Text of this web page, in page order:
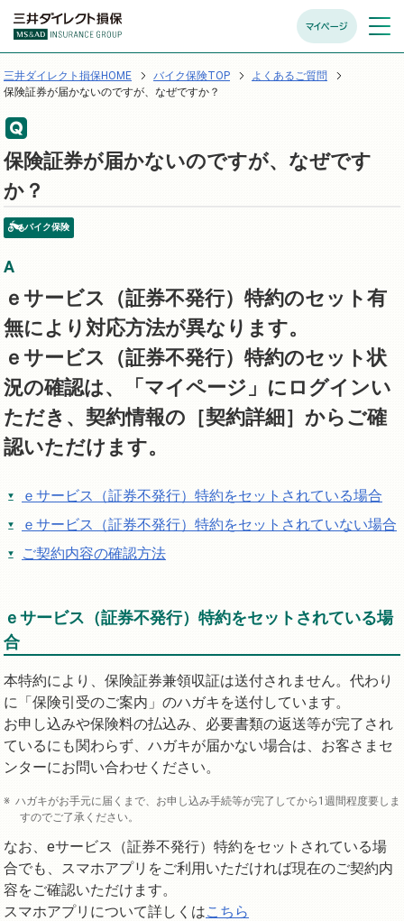
マイページ メニュ
開く
三井ダイレクト損保HOME バイク保険TOP
よくあるご質問
保険証券が届かないのですが、なぜですか？
保険証券が届かないのですが、なぜです
か？
バイク保険
ｅサービス（証券不発行）特約のセット有
無により対応方法が異なります。
ｅサービス（証券不発行）特約のセット状
況の確認は、「マイページ」にログインい
ただき、契約情報の［契約詳細］からご確
認いただけます。
ｅサービス（証券不発行）特約をセットされている場合
ｅサービス（証券不発行）特約をセットされていない場合
ご契約内容の確認方法
ｅサービス（証券不発行）特約をセットされている場
合
本特約により、保険証券兼領収証は送付されません。代わり
に「保険引受のご案内」のハガキを送付しています。
お申し込みや保険料の払込み、必要書類の返送等が完了され
ているにも関わらず、ハガキが届かない場合は、お客さまセ
ンターにお問い合わせください。
ハガキがお手元に届くまで、お申し込み手続等が完了してから1週間程度要しま
すのでご了承ください。
なお、eサービス（証券不発行）特約をセットされている場
合でも、スマホアプリをご利用いただければ現在のご契約内
容をご確認いただけます。
スマホアプリについて詳しくはこちら